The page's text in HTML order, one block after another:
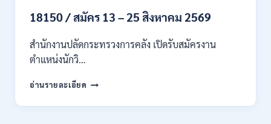
ทุก
อื่นๆ
ผ่าน
18150 / สมัคร 13 – 25 สิงหาคม 2569
สำนักงานปลัดกระทรวงการคลัง เปิดรับสมัครงาน
ตำแหน่งนักวิ…
อ่านรายละเอียด กระทรวง
คลัง